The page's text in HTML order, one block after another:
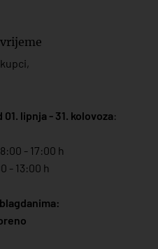
lipnja - 31. kolovoza:
- 17:00 h
- 13:00 h